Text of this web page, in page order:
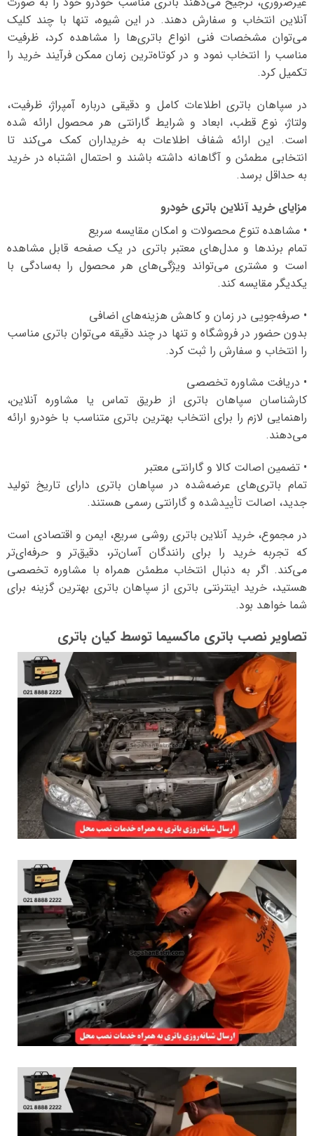
آنلاین انتخاب و سفارش دهند. در این شیوه، تنها با چند کلیک
می‌توان مشخصات فنی انواع باتری‌ها را مشاهده کرد، ظرفیت
مناسب را انتخاب نمود و در کوتاه‌ترین زمان ممکن فرآیند خرید را
تکمیل کرد.
در سپاهان باتری اطلاعات کامل و دقیقی درباره آمپراژ، ظرفیت،
ولتاژ، نوع قطب، ابعاد و شرایط گارانتی هر محصول ارائه شده
است. این ارائه شفاف اطلاعات به خریداران کمک می‌کند تا
انتخابی مطمئن و آگاهانه داشته باشند و احتمال اشتباه در خرید
به حداقل برسد.
مزایای خرید آنلاین باتری خودرو
• مشاهده تنوع محصولات و امکان مقایسه سریع
تمام برندها و مدل‌های معتبر باتری در یک صفحه قابل مشاهده
است و مشتری می‌تواند ویژگی‌های هر محصول را به‌سادگی با
یکدیگر مقایسه کند.
• صرفه‌جویی در زمان و کاهش هزینه‌های اضافی
بدون حضور در فروشگاه و تنها در چند دقیقه می‌توان باتری مناسب
را انتخاب و سفارش را ثبت کرد.
• دریافت مشاوره تخصصی
کارشناسان سپاهان باتری از طریق تماس یا مشاوره آنلاین،
راهنمایی لازم را برای انتخاب بهترین باتری متناسب با خودرو ارائه
می‌دهند.
• تضمین اصالت کالا و گارانتی معتبر
تمام باتری‌های عرضه‌شده در سپاهان باتری دارای تاریخ تولید
جدید، اصالت تأییدشده و گارانتی رسمی هستند.
در مجموع، خرید آنلاین باتری روشی سریع، ایمن و اقتصادی است
که تجربه خرید را برای رانندگان آسان‌تر، دقیق‌تر و حرفه‌ای‌تر
می‌کند. اگر به دنبال انتخاب مطمئن همراه با مشاوره تخصصی
هستید، خرید اینترنتی باتری از سپاهان باتری بهترین گزینه برای
شما خواهد بود.
تصاویر نصب باتری ماکسیما توسط کیان باتری